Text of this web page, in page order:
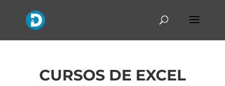
CURSOS DE EXCEL